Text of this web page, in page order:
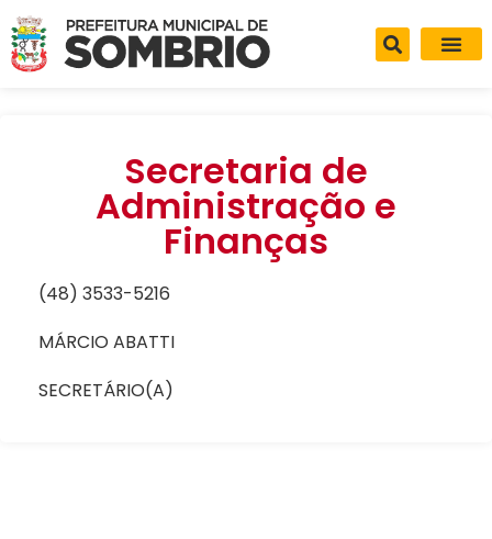
Secretaria de
Administração e
Finanças
(48) 3533-5216
MÁRCIO ABATTI
SECRETÁRIO(A)